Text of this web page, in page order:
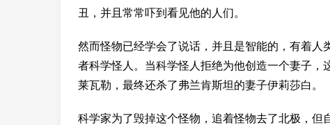
丑，并且常常吓到看见他的人们。
然而怪物已经学会了说话，并且是智能的，有着
者科学怪人。当科学怪人拒绝为他创造一个妻子
莱瓦勒，最终还杀了弗兰肯斯坦的妻子伊莉莎白。
科学家为了毁掉这个怪物，追着怪物去了北极，